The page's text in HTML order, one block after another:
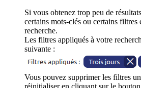
Si vous obtenez trop peu de
certains mots-clés ou certains filtres
recherche.
Les filtres appliqués à votre
suivante :
Vous pouvez supprimer les filtres
réinitialiser en cliquant sur le